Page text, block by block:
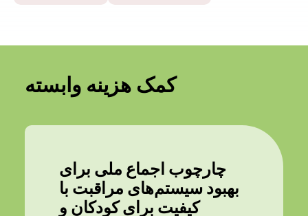
کمک هزینه وابسته
چارچوب اجماع ملی برای
بهبود سیستم‌های مراقبت با
کیفیت برای کودکان و